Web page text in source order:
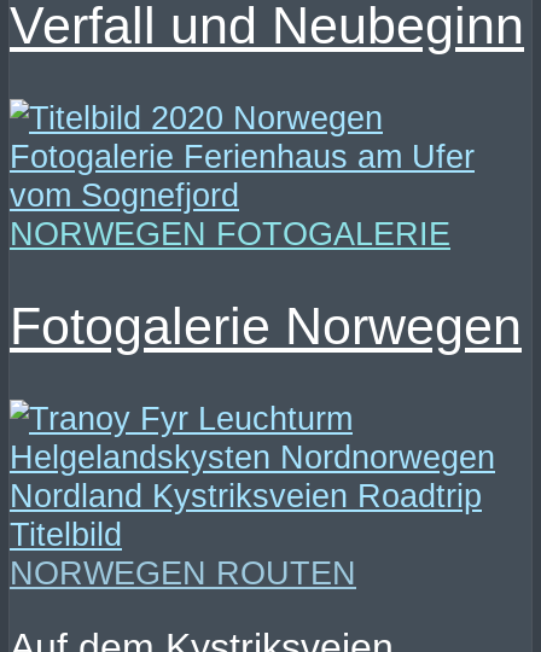
Verfall und Neubeginn
NORWEGEN FOTOGALERIE
Fotogalerie Norwegen
NORWEGEN ROUTEN